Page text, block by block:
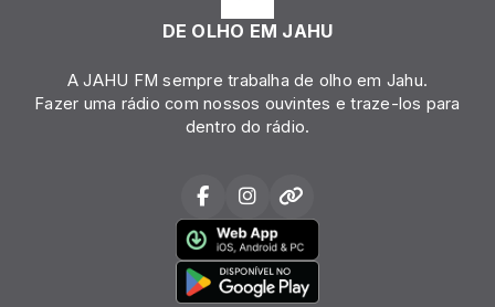
DE OLHO EM JAHU
A JAHU FM sempre trabalha de olho em Jahu.
Fazer uma rádio com nossos ouvintes e traze-los para
dentro do rádio.